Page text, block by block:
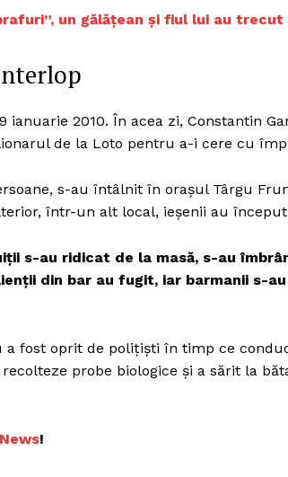
Un proiect
ROMÂNIA
un gălățean și fiul lui au trecut
ianuarie 2010. În acea zi, Con­stantin
de la Loto pentru a-i cere cu
s-au întâlnit în oraşul Târ­gu
într-un alt local, ieşenii au început
s-au ridicat de la masă, s-au
din bar au fugit, iar barmanii s-
a fost oprit de poliţişti în timp ce
probe biologice şi a sărit la
!